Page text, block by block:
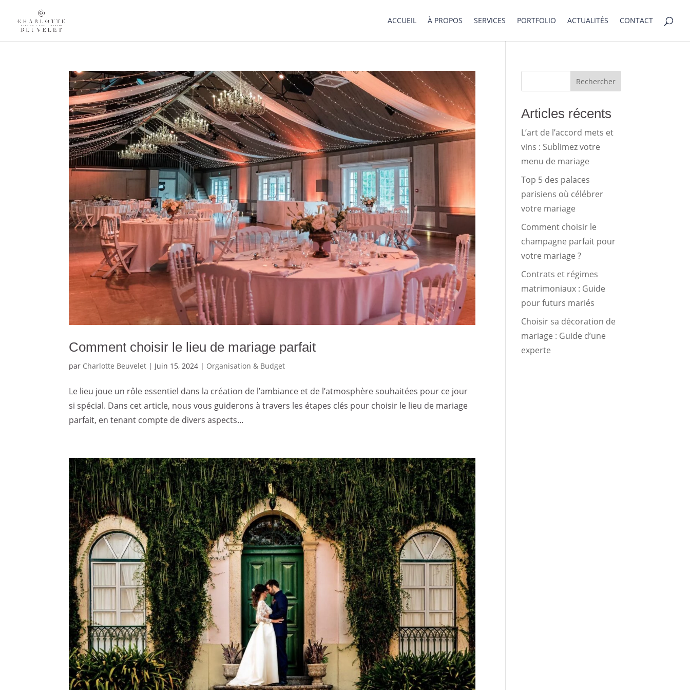
ACCUEIL À PROPOS SERVICES PORTFOLIO ACTUALITÉS CONTACT
Comment choisir le lieu de mariage parfait
par Charlotte Beuvelet | Juin 15, 2024 | Organisation & Budget
Le lieu joue un rôle essentiel dans la création de l’ambiance et de l’atmosphère souhaitées pour ce jour
si spécial. Dans cet article, nous vous guiderons à travers les étapes clés pour choisir le lieu de mariage
parfait, en tenant compte de divers aspects...
Rechercher
Articles récents
L’art de l’accord mets et
vins : Sublimez votre
menu de mariage
Top 5 des palaces
parisiens où célébrer
votre mariage
Comment choisir le
champagne parfait pour
votre mariage ?
Contrats et régimes
matrimoniaux : Guide
pour futurs mariés
Choisir sa décoration de
mariage : Guide d’une
experte